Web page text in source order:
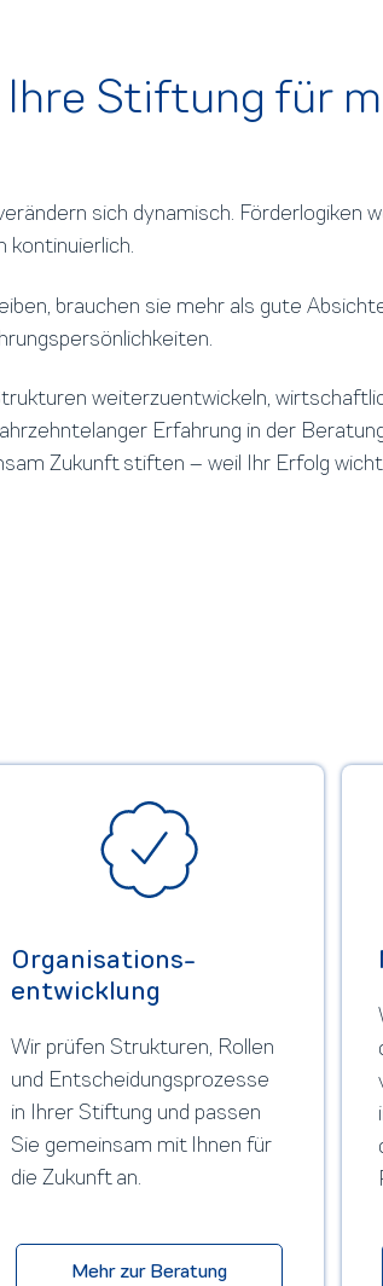
Stiftung für
sich dynamisch. Förderlogiken
kontinuierlich.
brauchen sie mehr als gute
weiterzuentwickeln,
Erfahrung in der
Zukunft stiften – weil Ihr Erfolg
Organisations­
entwicklung
Wir prüfen Strukturen, Rollen
und Entscheidungs­prozesse
in Ihrer Stiftung und passen
Sie gemeinsam mit Ihnen für
die Zukunft an.
Mehr zur Beratung